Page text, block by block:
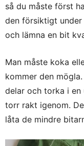
så du måste först
den försiktigt
och lämna en bit
Man måste koka
kommer den
delar och torka i en
torr rakt igenom.
låta de mindre